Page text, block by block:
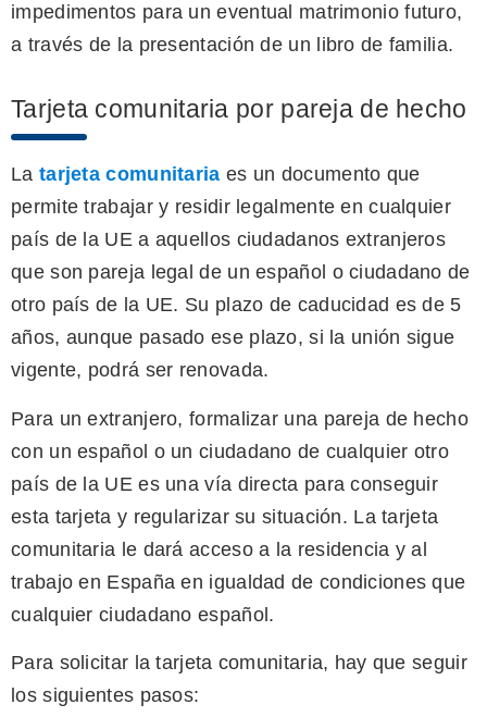
impedimentos para un eventual matrimonio futuro,
a través de la presentación de un libro de familia.
Tarjeta comunitaria por pareja de hecho
La tarjeta comunitaria es un documento que
permite trabajar y residir legalmente en cualquier
país de la UE a aquellos ciudadanos extranjeros
que son pareja legal de un español o ciudadano de
otro país de la UE. Su plazo de caducidad es de 5
años, aunque pasado ese plazo, si la unión sigue
vigente, podrá ser renovada.
Para un extranjero, formalizar una pareja de hecho
con un español o un ciudadano de cualquier otro
país de la UE es una vía directa para conseguir
esta tarjeta y regularizar su situación. La tarjeta
comunitaria le dará acceso a la residencia y al
trabajo en España en igualdad de condiciones que
cualquier ciudadano español.
Para solicitar la tarjeta comunitaria, hay que seguir
los siguientes pasos: